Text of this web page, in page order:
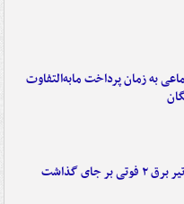
به زمان پرداخت مابه‌التفاوت
بر جای گذاشت